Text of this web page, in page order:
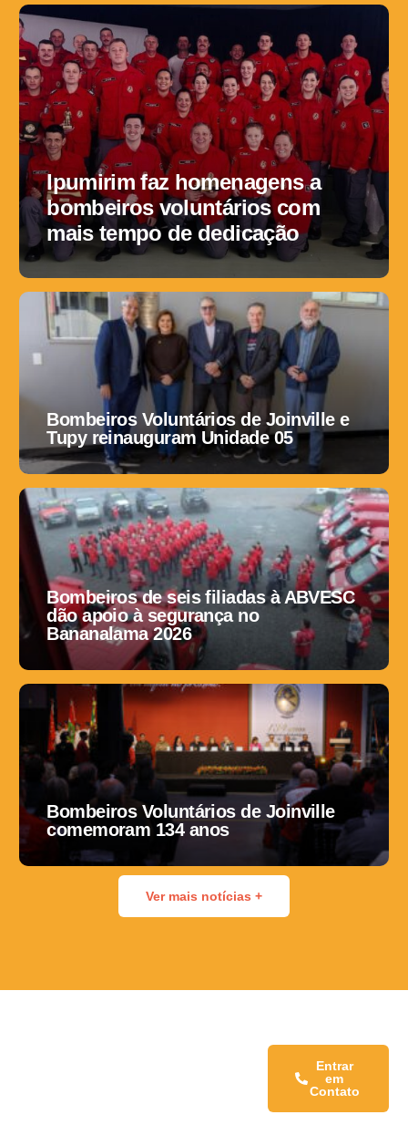
Ipumirim faz homenagens a
bombeiros voluntários com
mais tempo de dedicação
Bombeiros Voluntários de Joinville e
Tupy reinauguram Unidade 05
Bombeiros de seis filiadas à ABVESC
dão apoio à segurança no
Bananalama 2026
Bombeiros Voluntários de Joinville
comemoram 134 anos
Ver mais notícias +
Entrar
em
Contato